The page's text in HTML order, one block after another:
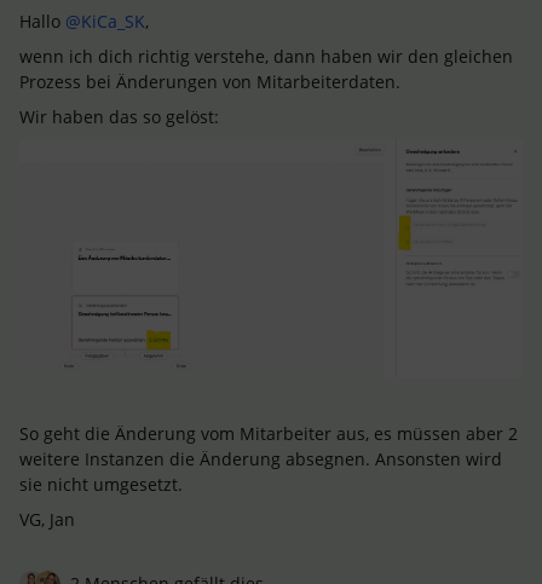
Hallo ​ @KiCa_SK,
wenn ich dich richtig verstehe, dann haben wir den gleichen
Prozess bei Änderungen von Mitarbeiterdaten.
Wir haben das so gelöst:
So geht die Änderung vom Mitarbeiter aus, es müssen aber 2
weitere Instanzen die Änderung absegnen. Ansonsten wird
sie nicht umgesetzt.
VG, Jan